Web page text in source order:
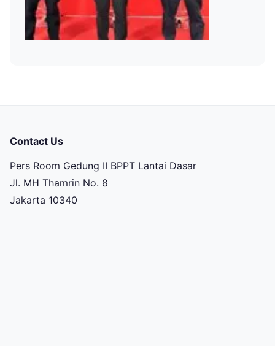
Contact Us
Pers Room Gedung II BPPT Lantai Dasar
Jl. MH Thamrin No. 8
Jakarta 10340